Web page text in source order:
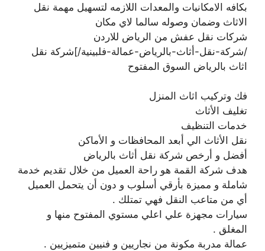
بكافه الامكانيات والمعدات اللازمه لتسهيل مهمة نقل
الاثاث وضمان وصوله سالما لاي مكان
شركات نقل عفش من الرياض للاردن
/شركة-نقل-أثاث-بالرياض-عمالة-فلبينية/]شركة نقل
اثاث بالرياض السوق المفتوح
فك وتركيب اثاث المنزل
تغليف الأثاث
خدمات التنظيف
نقل الأثاث الي أبعد المحافظات و الأماكن
أفضل و أرخص شركة نقل أثاث بالرياض
هدف شركة القمة هو راحة العميل من خلال تقديم خدمة
شاملة و مميزة بأرقي أسلوب و دون أن يتحمل العميل
أي من متاعب النقل فهي تمتلك .
سيارات مجهزة علي اعلي مستوي المفتوح منها و
المغلق .
عمالة مدربة مكونة من نجاريين و فنيين متميزيين .